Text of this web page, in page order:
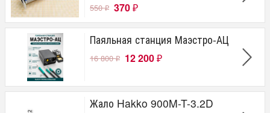
550₽ 370 ₽
Паяльная станция Маэстро-АЦ
16 800₽ 12 200 ₽
Жало Hakko 900M-T-3.2D